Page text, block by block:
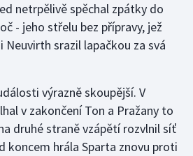
netrpělivě spěchal zpátky do
- jeho střelu bez přípravy, jež
srazil lapačkou za svá
výrazně skoupější. V
v zakončení Ton a Pražany to
druhé straně vzápětí rozvlnil síť
koncem hrála Sparta znovu proti